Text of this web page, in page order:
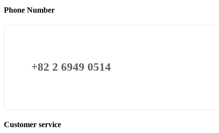
Phone Number
+82 2 6949 0514
Customer service